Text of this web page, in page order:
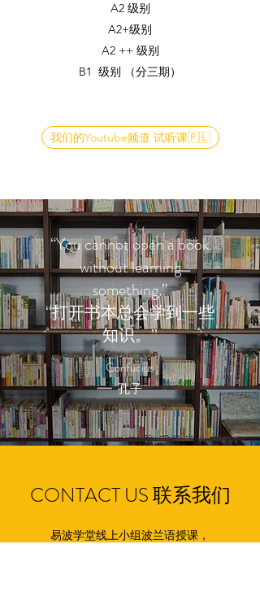
A2 级别
A2+级别
A2 ++ 级别
B1 级别 （分三期）
我们的Youtube频道 试听课🇵🇱
“You cannot open a book
without learning
something.”
‘‘打开书本总会学到一些
知识。’’
Confucius
​​孔子
CONTACT US 联系我们
易波学堂线上小组波兰语授课，